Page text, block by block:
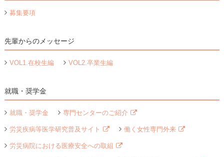
募集要項
先輩からのメッセージ
VOL1.在校生編 VOL2.卒業生編
就職・奨学金
就職・奨学金 専門センターのご紹介
労災疾病等医学研究普及サイト 働く女性専門外来
労災病院における医療安全への取組